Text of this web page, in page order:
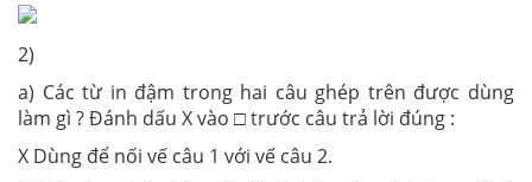
2)
a) Các từ in đậm trong hai câu ghép trên được dùng
làm gì ? Đánh dấu X vào □ trước câu trả lời đúng :
X Dùng để nối vế câu 1 với vế câu 2.